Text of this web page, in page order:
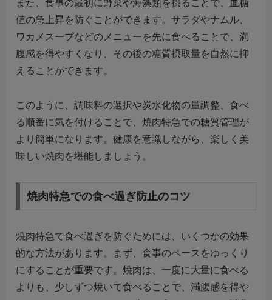
また、食事の最初に野菜や海藻類を摂ることで、血糖
値の急上昇を防ぐことができます。サラダやナムル、
ワカメスープなどのメニューを先に食べることで、満
腹感を得やすくなり、その後の糖質摂取量を自然に抑
えることができます。
このように、調味料の選択や炭水化物の量調整、食べ
る順番に気を付けることで、焼肉特急での糖質管理が
より簡単になります。健康を意識しながら、楽しく美
味しい焼肉を堪能しましょう。
焼肉特急での食べ過ぎ防止のコツ
焼肉特急で食べ過ぎを防ぐためには、いくつかの効果
的な方法があります。まず、食事のペースをゆっくり
にすることが重要です。焼肉は、一度に大量に食べる
よりも、少しずつ焼いて食べることで、満腹感を得や